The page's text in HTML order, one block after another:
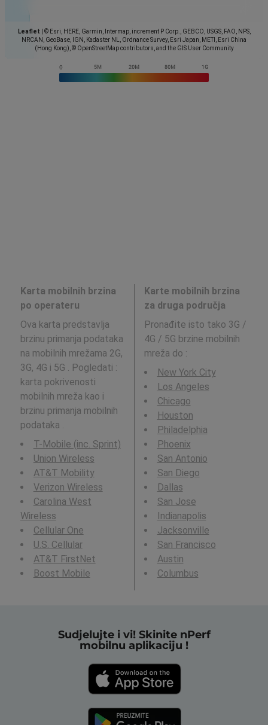
Leaflet
© Esri, HERE, Garmin, Intermap, increment P Corp., GEBCO, USGS, FAO, NPS,
NRCAN, GeoBase, IGN, Kadaster NL, Ordnance Survey, Esri Japan, METI, Esri China
(Hong Kong), © OpenStreetMap contributors, and the GIS User Community
Karta mobilnih brzina
po operateru
Ova karta predstavlja
brzinu primanja podataka
na mobilnih mrežama 2G,
3G, 4G i 5G . Pogledati :
karta pokrivenosti
mobilnih mreža kao i
brzinu primanja mobilnih
podataka .
T-Mobile (inc. Sprint)
Union Wireless
AT&T Mobility
Verizon Wireless
Carolina West
Wireless
Cellular One
U.S. Cellular
AT&T FirstNet
Boost Mobile
Karte mobilnih brzina
za druga područja
Pronađite isto tako 3G /
4G / 5G brzine mobilnih
mreža do :
New York City
Los Angeles
Chicago
Houston
Philadelphia
Phoenix
San Antonio
San Diego
Dallas
San Jose
Indianapolis
Jacksonville
San Francisco
Austin
Columbus
Sudjelujte i vi! Skinite nPerf
mobilnu aplikaciju !